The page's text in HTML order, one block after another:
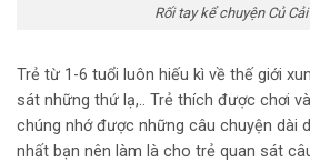
Rối tay kể chuyện Củ
Trẻ từ 1-6 tuổi luôn hiếu kì về thế giới
sát những thứ lạ,.. Trẻ thích được chơi
chúng nhớ được những câu chuyện dài
nhất bạn nên làm là cho trẻ quan sát